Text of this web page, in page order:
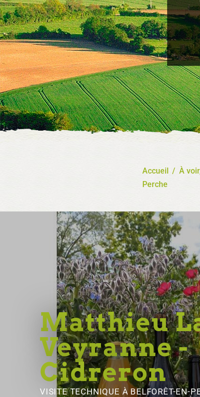
Accueil / À
Perche
Matthieu
Veyranne -
Cidreron
VISITE TECHNIQUE À BELFORÊT-EN-